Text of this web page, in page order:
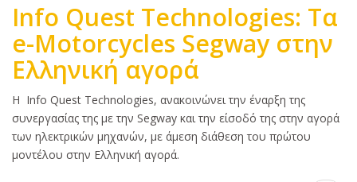
Info Quest Technologies: Tα
e-Motorcycles Segway στην
Ελληνική αγορά
Κυρίως
κείμενο
Η Info Quest Technologies, ανακοινώνει την έναρξη της
συνεργασίας της με την Segway και την είσοδό της στην αγορά
των ηλεκτρικών μηχανών, με άμεση διάθεση του πρώτου
μοντέλου στην Ελληνική αγορά.